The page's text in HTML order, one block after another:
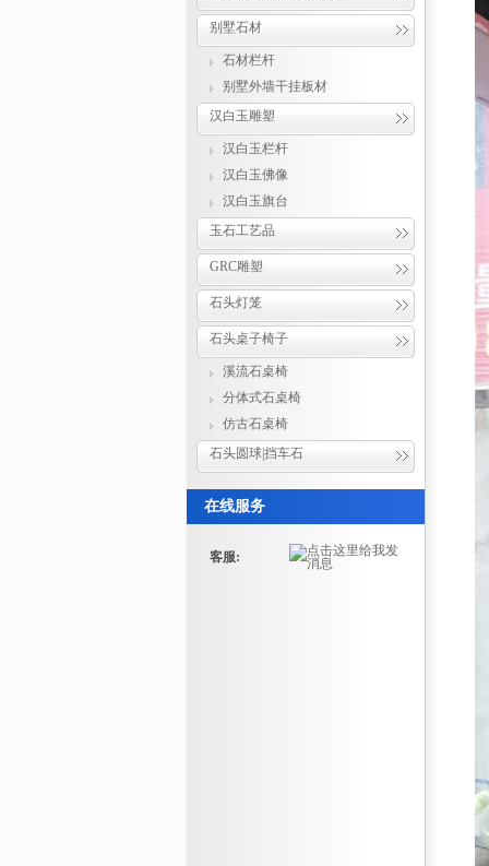
别墅石材
石材栏杆
别墅外墙干挂板材
汉白玉雕塑
汉白玉栏杆
汉白玉佛像
汉白玉旗台
玉石工艺品
GRC雕塑
石头灯笼
石头桌子椅子
溪流石桌椅
分体式石桌椅
仿古石桌椅
石头圆球|挡车石
在线服务
客服: